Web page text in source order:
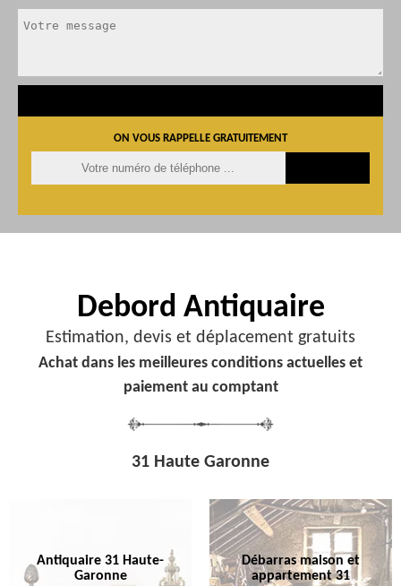
ON VOUS RAPPELLE GRATUITEMENT
Debord Antiquaire
Estimation, devis et déplacement gratuits
Achat dans les meilleures conditions actuelles et
paiement au comptant
31 Haute Garonne
Antiquaire 31 Haute-
Garonne
Débarras maison et
appartement 31